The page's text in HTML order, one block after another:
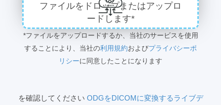
ファイルをドロップまたはアップロ
ードします*
*ファイルをアップロードするか、当社のサービスを使用
することにより、当社の利用規約およびプライバシーポ
リシーに同意したことになります
を確認してください ODGをDICOMに変換するライブデ